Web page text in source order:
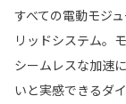
すべての電動モジ
リッドシステム。
シームレスな加速
いと実感できるダ